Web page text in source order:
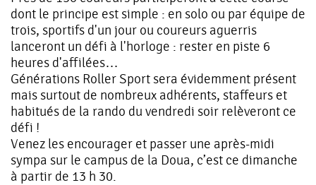
dont le principe est simple : en solo ou par équipe de
trois, sportifs d'un jour ou coureurs aguerris
lanceront un défi à l'horloge : rester en piste 6
heures d'affilées…
Générations Roller Sport sera évidemment présent
mais surtout de nombreux adhérents, staffeurs et
habitués de la rando du vendredi soir relèveront ce
défi !
Venez les encourager et passer une après-midi
sympa sur le campus de la Doua, c’est ce dimanche
à partir de 13 h 30.